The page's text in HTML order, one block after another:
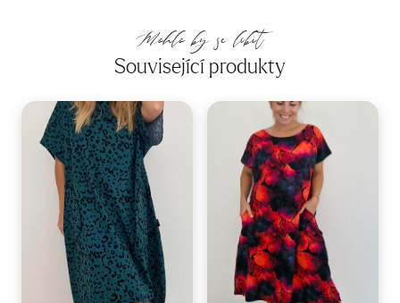
Mohlo by se líbit
Související produkty